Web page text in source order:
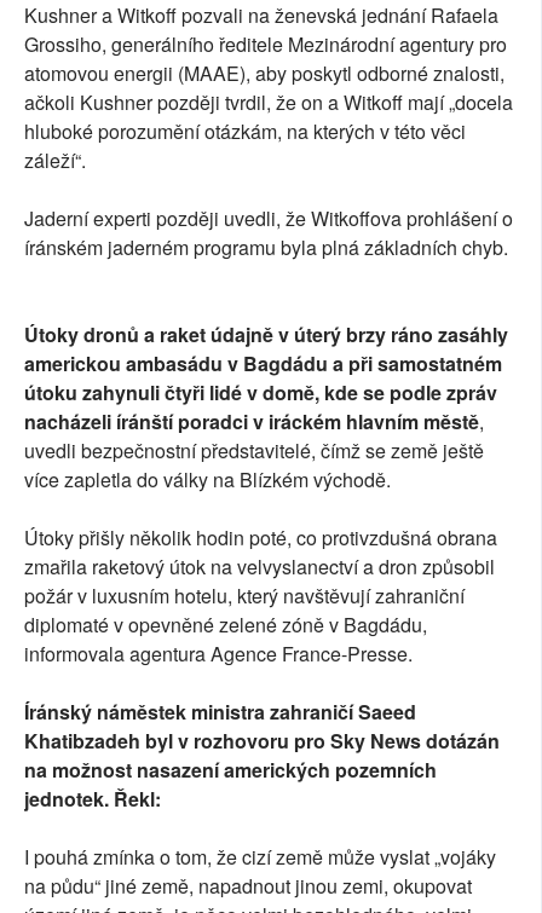
Kushner a Witkoff pozvali na ženevská jednání Rafaela
Grossiho, generálního ředitele Mezinárodní agentury pro
atomovou energii (MAAE), aby poskytl odborné znalosti,
ačkoli Kushner později tvrdil, že on a Witkoff mají „docela
hluboké porozumění otázkám, na kterých v této věci
záleží“.
Jaderní experti později uvedli, že Witkoffova prohlášení o
íránském jaderném programu byla plná základních chyb.
Útoky dronů a raket údajně v úterý brzy ráno zasáhly
americkou ambasádu v Bagdádu a při samostatném
útoku zahynuli čtyři lidé v domě, kde se podle zpráv
nacházeli íránští poradci v iráckém hlavním městě,
uvedli bezpečnostní představitelé, čímž se země ještě
více zapletla do války na Blízkém východě.
Útoky přišly několik hodin poté, co protivzdušná obrana
zmařila raketový útok na velvyslanectví a dron způsobil
požár v luxusním hotelu, který navštěvují zahraniční
diplomaté v opevněné zelené zóně v Bagdádu,
informovala agentura Agence France-Presse.
Íránský náměstek ministra zahraničí Saeed
Khatibzadeh byl v rozhovoru pro Sky News dotázán
na možnost nasazení amerických pozemních
jednotek. Řekl:
I pouhá zmínka o tom, že cizí země může vyslat „vojáky
na půdu“ jiné země, napadnout jinou zemi, okupovat